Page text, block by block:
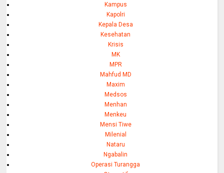
Kampus
Kapolri
Kepala Desa
Kesehatan
Krisis
MK
MPR
Mahfud MD
Maxim
Medsos
Menhan
Menkeu
Mensi Tiwe
Milenial
Nataru
Ngabalin
Operasi Turangga